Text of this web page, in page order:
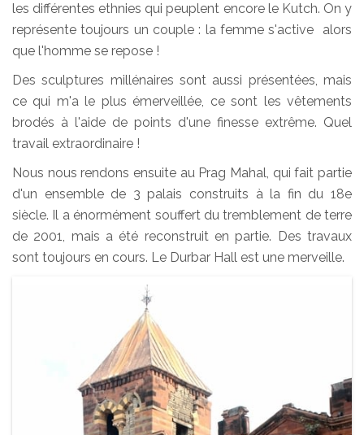
les différentes ethnies qui peuplent encore le Kutch. On y
représente toujours un couple : la femme s'active alors
que l'homme se repose !
Des sculptures millénaires sont aussi présentées, mais
ce qui m'a le plus émerveillée, ce sont les vêtements
brodés à l'aide de points d'une finesse extrême. Quel
travail extraordinaire !
Nous nous rendons ensuite au Prag Mahal, qui fait partie
d'un ensemble de 3 palais construits à la fin du 18e
siècle. Il a énormément souffert du tremblement de terre
de 2001, mais a été reconstruit en partie. Des travaux
sont toujours en cours. Le Durbar Hall est une merveille.